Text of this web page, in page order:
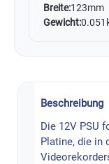
Breite:123mm
Gewicht:
Beschreibung
Die 12V PSU
Platine, die in